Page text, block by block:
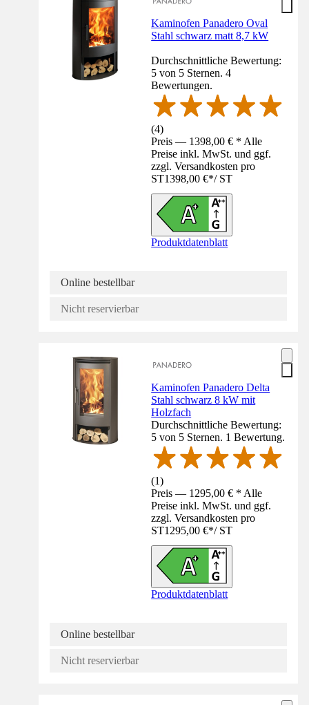
Kaminofen Panadero Oval
Stahl schwarz matt 8,7 kW
Durchschnittliche Bewertung:
5 von 5 Sternen. 4
Bewertungen.
(4)
Preis — 1398,00 € * Alle
Preise inkl. MwSt. und ggf.
zzgl. Versandkosten pro
ST1398,00 €*/ ST
Produktdatenblatt
Online bestellbar
Nicht reservierbar
Kaminofen Panadero Delta
Stahl schwarz 8 kW mit
Holzfach
Durchschnittliche Bewertung:
5 von 5 Sternen. 1 Bewertung.
(1)
Preis — 1295,00 € * Alle
Preise inkl. MwSt. und ggf.
zzgl. Versandkosten pro
ST1295,00 €*/ ST
Produktdatenblatt
Online bestellbar
Nicht reservierbar